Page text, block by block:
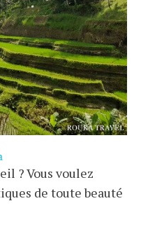
? Vous voulez
de toute beauté